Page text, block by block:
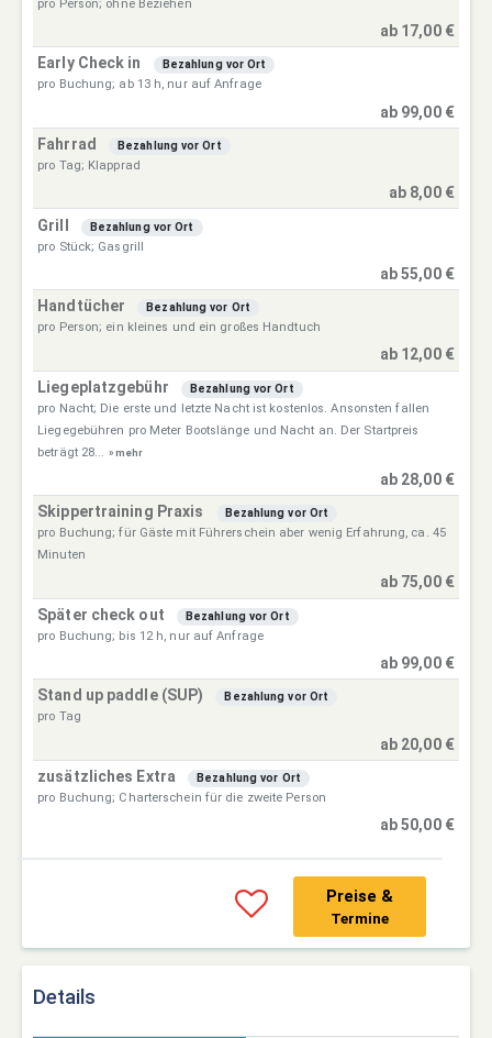
pro Person; ohne Beziehen
ab 17,00 €
Early Check in
Bezahlung vor Ort
pro Buchung; ab 13 h, nur auf Anfrage
ab 99,00 €
Fahrrad
Bezahlung vor Ort
pro Tag; Klapprad
ab 8,00 €
Grill
Bezahlung vor Ort
pro Stück; Gasgrill
ab 55,00 €
Handtücher
Bezahlung vor Ort
pro Person; ein kleines und ein großes Handtuch
ab 12,00 €
Liegeplatzgebühr
Bezahlung vor Ort
pro Nacht; Die erste und letzte Nacht ist kostenlos. Ansonsten fallen
Liegegebühren pro Meter Bootslänge und Nacht an. Der Startpreis
beträgt 28... » mehr
ab 28,00 €
Skippertraining Praxis
Bezahlung vor Ort
pro Buchung; für Gäste mit Führerschein aber wenig Erfahrung, ca. 45
Minuten
ab 75,00 €
Später check out
Bezahlung vor Ort
pro Buchung; bis 12 h, nur auf Anfrage
ab 99,00 €
Stand up paddle (SUP)
Bezahlung vor Ort
pro Tag
ab 20,00 €
zusätzliches Extra
Bezahlung vor Ort
pro Buchung; Charterschein für die zweite Person
ab 50,00 €
Preise &
Termine
Details